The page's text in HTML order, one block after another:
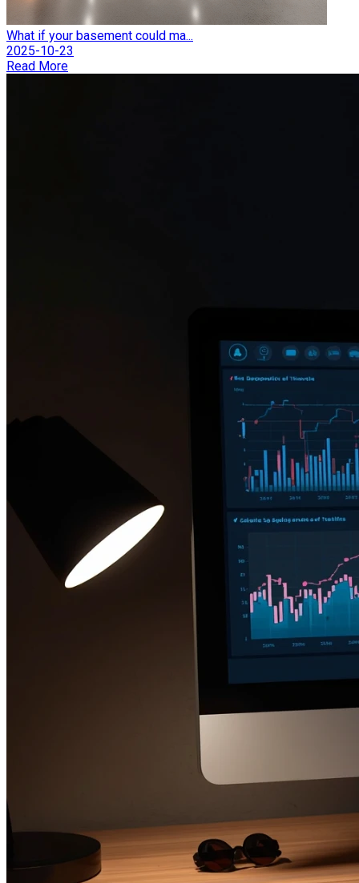
What if your basement could ma...
2025-10-23
Read More